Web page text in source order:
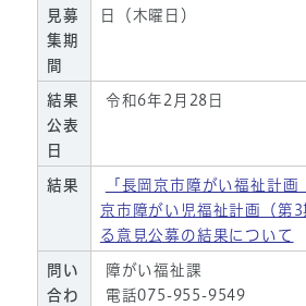
見募
集期
間
日（木曜日）
結果
公表
日
令和6年2月28日
結果
「長岡京市障がい福祉計
京市障がい児福祉計画（第
る意見公募の結果について
問い
合わ
障がい福祉課
電話075-955-9549